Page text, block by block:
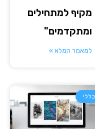
מקיף למתחילים
ומתקדמים"
למאמר המלא »
כללי